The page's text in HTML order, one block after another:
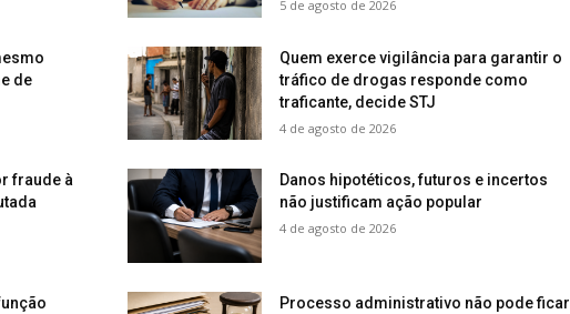
5 de agosto de 2026
de
Quem exerce vigilância para garantir o
tráfico de drogas responde como
traficante, decide STJ
4 de agosto de 2026
fraude à
Danos hipotéticos, futuros e incertos
não justificam ação popular
4 de agosto de 2026
Processo administrativo não pode ficar